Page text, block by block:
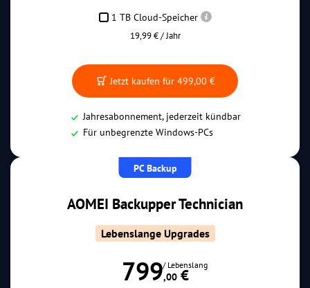
1 TB Cloud-Speicher
19,99 € / Jahr
Jetzt kaufen für 499,00 €
Jahresabonnement, jederzeit kündbar
Für unbegrenzte Windows-PCs
PC Backup
AOMEI Backupper Technician
Lebenslange Upgrades
799,00 €
/ Lebenslang